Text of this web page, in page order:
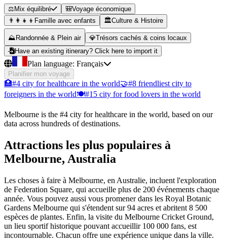
⚖️ Mix équilibré 🎒Voyage économique
👨‍👩‍👧‍👦 Famille avec enfants 🏛️Culture & Histoire
⛰️ Randonnée & Plein air 💎Trésors cachés & coins locaux
Have an existing itinerary? Click here to import it
Plan language: Français
Planifier mon voyage
🏥#4 city for healthcare in the world🤝#8 friendliest city to
foreigners in the world🍽️#15 city for food lovers in the world
Melbourne is the #4 city for healthcare in the world, based on our
data across hundreds of destinations.
Attractions les plus populaires à
Melbourne, Australia
Les choses à faire à Melbourne, en Australie, incluent l'exploration
de Federation Square, qui accueille plus de 200 événements chaque
année. Vous pouvez aussi vous promener dans les Royal Botanic
Gardens Melbourne qui s'étendent sur 94 acres et abritent 8 500
espèces de plantes. Enfin, la visite du Melbourne Cricket Ground,
un lieu sportif historique pouvant accueillir 100 000 fans, est
incontournable. Chacun offre une expérience unique dans la ville.